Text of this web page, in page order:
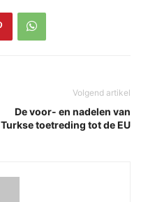
Volgend artikel
De voor- en nadelen van
Turkse toetreding tot de EU